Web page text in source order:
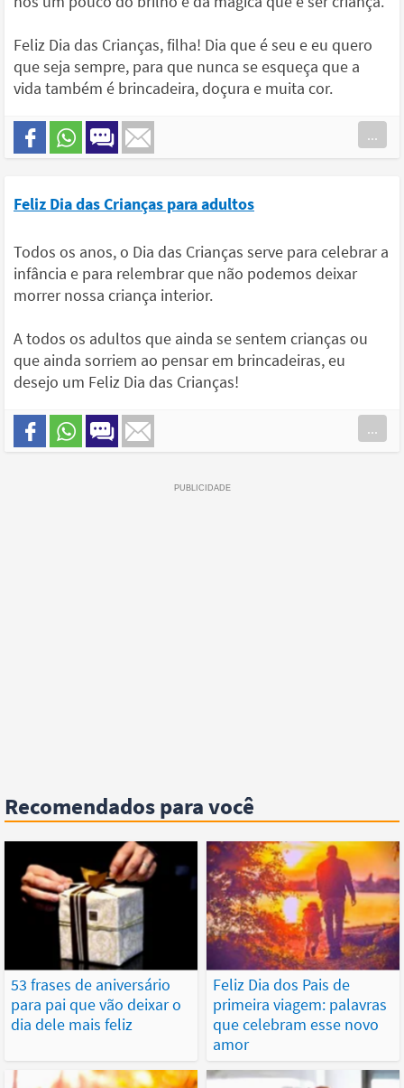
Feliz Dia das Crianças, filha! Dia que é seu e eu quero
que seja sempre, para que nunca se esqueça que a
vida também é brincadeira, doçura e muita cor.
...
Feliz Dia das Crianças para adultos
Todos os anos, o Dia das Crianças serve para celebrar a
infância e para relembrar que não podemos deixar
morrer nossa criança interior.
A todos os adultos que ainda se sentem crianças ou
que ainda sorriem ao pensar em brincadeiras, eu
desejo um Feliz Dia das Crianças!
...
Recomendados para você
53 frases de aniversário
para pai que vão deixar o
dia dele mais feliz
Feliz Dia dos Pais de
primeira viagem: palavras
que celebram esse novo
amor